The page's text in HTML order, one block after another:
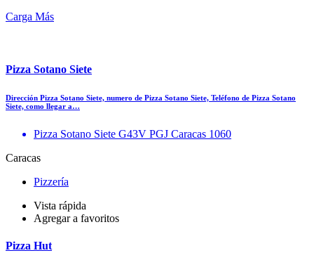
Carga Más
Pizza Sotano Siete
Dirección Pizza Sotano Siete, numero de Pizza Sotano Siete, Teléfono de Pizza Sotano
Siete, como llegar a…
Pizza Sotano Siete G43V PGJ Caracas 1060
Caracas
Pizzería
Vista rápida
Agregar a favoritos
Pizza Hut